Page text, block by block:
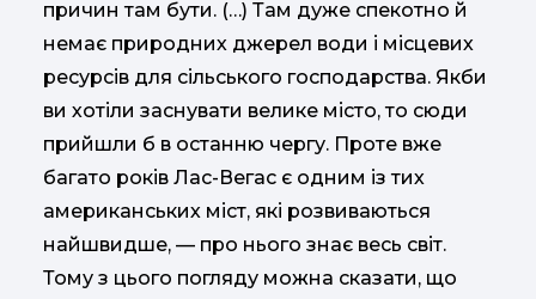
причин там бути. (…) Там дуже спекотно й
немає природних джерел води і місцевих
ресурсів для сільського господарства. Якби
ви хотіли заснувати велике місто, то сюди
прийшли б в останню чергу. Проте вже
багато років Лас-Вегас є одним із тих
американських міст, які розвиваються
найшвидше, — про нього знає весь світ.
Тому з цього погляду можна сказати, що